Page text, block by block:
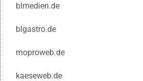
blmedien.de
blgastro.de
moproweb.de
kaeseweb.de